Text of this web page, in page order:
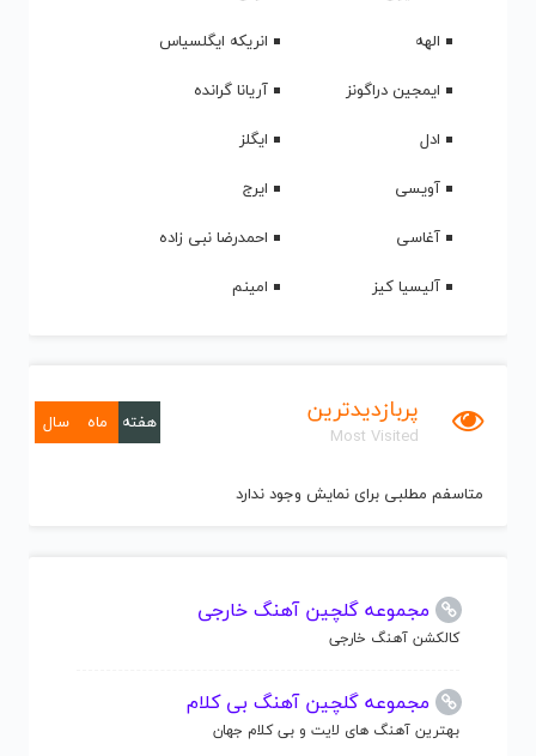
الهه
انریکه ایگلسیاس
ایمجین دراگونز
آریانا گرانده
ادل
ایگلز
آویسی
ایرج
آغاسی
احمدرضا نبی زاده
آلیسیا کیز
امینم
پربازدیدترین
Most Visited
هفته ماه سال
متاسفم مطلبی برای نمایش وجود ندارد
مجموعه گلچین آهنگ خارجی
کالکشن آهنگ خارجی
مجموعه گلچین آهنگ بی کلام
بهترین آهنگ های لایت و بی کلام جهان